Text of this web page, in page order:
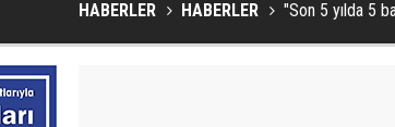
HABERLER HABERLER "Son 5 yılda 5